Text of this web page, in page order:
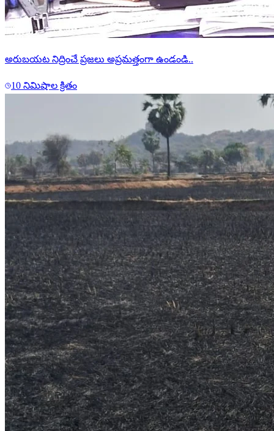
అరుబయట నిద్రించే ప్రజలు అప్రమత్తంగా ఉండండి..
10 నిమిషాల క్రితం